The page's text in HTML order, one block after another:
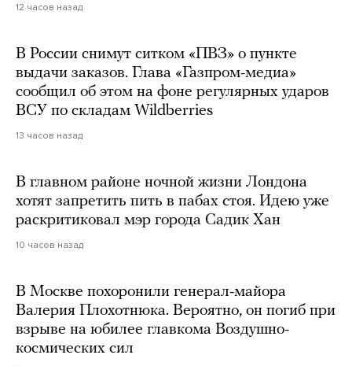
12 часов назад
В России снимут ситком «ПВЗ» о пункте
выдачи заказов. Глава «Газпром-медиа»
сообщил об этом на фоне регулярных ударов
ВСУ по складам Wildberries
13 часов назад
В главном районе ночной жизни Лондона
хотят запретить пить в пабах стоя. Идею уже
раскритиковал мэр города Садик Хан
10 часов назад
В Москве похоронили генерал-майора
Валерия Плохотнюка. Вероятно, он погиб при
взрыве на юбилее главкома Воздушно-
космических сил